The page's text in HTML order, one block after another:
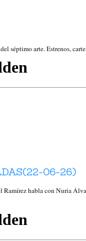
séptimo arte. Estrenos,
06-26)
Ramírez habla con Nuria